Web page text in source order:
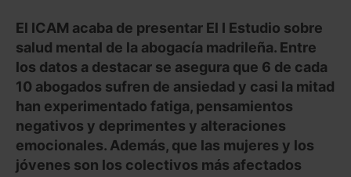
El ICAM acaba de presentar El I Estudio sobre
salud mental de la abogacía madrileña. Entre
los datos a destacar se asegura que 6 de cada
10 abogados sufren de ansiedad y casi la mitad
han experimentado fatiga, pensamientos
negativos y deprimentes y alteraciones
emocionales. Además, que las mujeres y los
jóvenes son los colectivos más afectados